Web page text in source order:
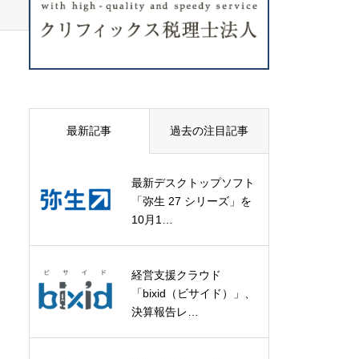
最新記事 過去の注目記事
最新デスクトップソフト
「弥生 27 シリーズ」を
10月1…
経営支援クラウド
「bixid（ビサイド）」、
決算報告レ…